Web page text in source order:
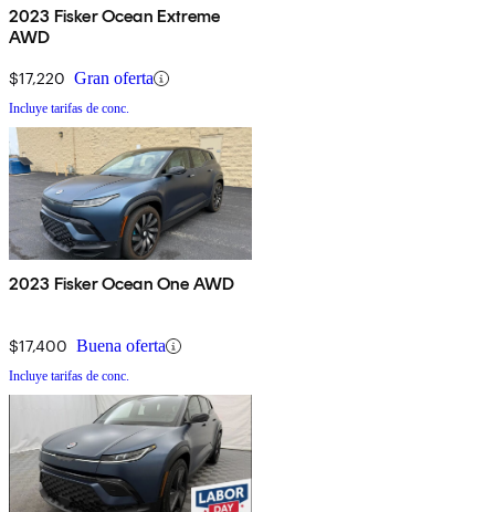
2023 Fisker Ocean Extreme
AWD
$17,220 Gran oferta
Incluye tarifas de conc.
2023 Fisker Ocean One AWD
$17,400 Buena oferta
Incluye tarifas de conc.